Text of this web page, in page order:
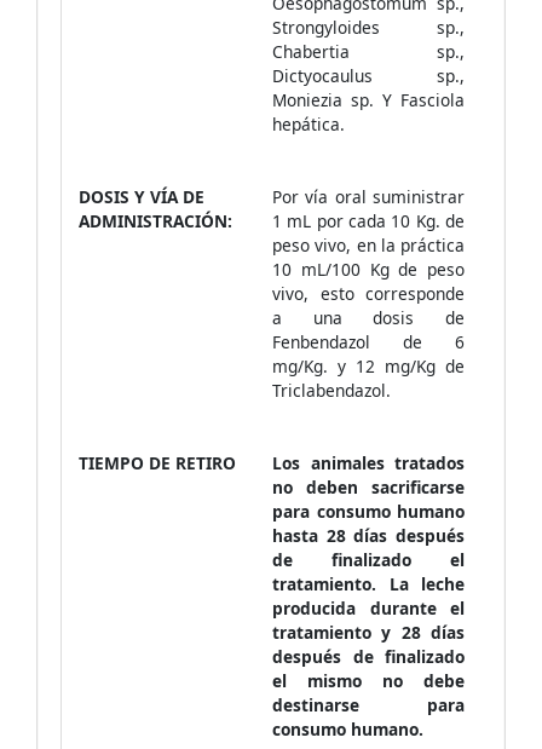
Strongyloides sp.,
Chabertia sp.,
Dictyocaulus sp.,
Moniezia sp. Y Fasciola
hepática.
DOSIS Y VÍA DE
ADMINISTRACIÓN:
Por vía oral suministrar
1 mL por cada 10 Kg. de
peso vivo, en la práctica
10 mL/100 Kg de peso
vivo, esto corresponde
a una dosis de
Fenbendazol de 6
mg/Kg. y 12 mg/Kg de
Triclabendazol.
TIEMPO DE RETIRO
Los animales tratados
no deben sacrificarse
para consumo humano
hasta 28 días después
de finalizado el
tratamiento. La leche
producida durante el
tratamiento y 28 días
después de finalizado
el mismo no debe
destinarse para
consumo humano.